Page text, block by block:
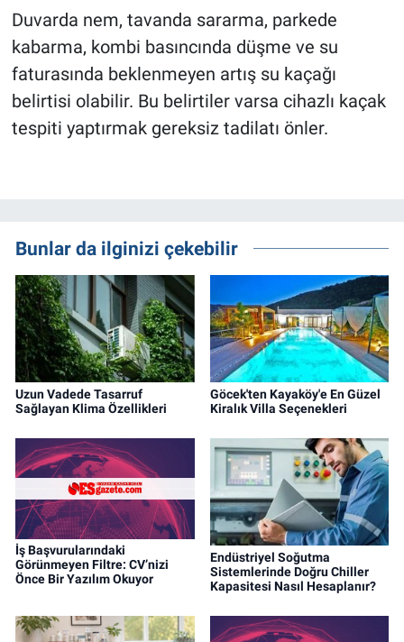
Duvarda nem, tavanda sararma, parkede
kabarma, kombi basıncında düşme ve su
faturasında beklenmeyen artış su kaçağı
belirtisi olabilir. Bu belirtiler varsa cihazlı kaçak
tespiti yaptırmak gereksiz tadilatı önler.
Bunlar da ilginizi çekebilir
Uzun Vadede Tasarruf
Sağlayan Klima Özellikleri
Göcek'ten Kayaköy'e En Güzel
Kiralık Villa Seçenekleri
İş Başvurularındaki
Görünmeyen Filtre: CV’nizi
Önce Bir Yazılım Okuyor
Endüstriyel Soğutma
Sistemlerinde Doğru Chiller
Kapasitesi Nasıl Hesaplanır?